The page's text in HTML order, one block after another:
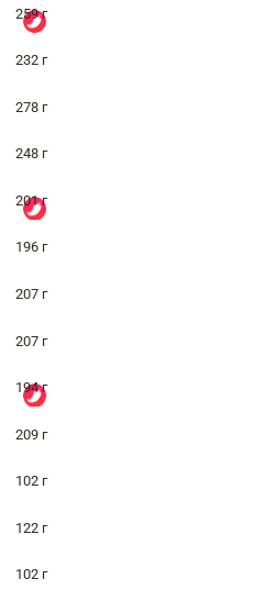
259 г
232 г
278 г
248 г
201 г
196 г
207 г
207 г
194 г
209 г
102 г
122 г
102 г